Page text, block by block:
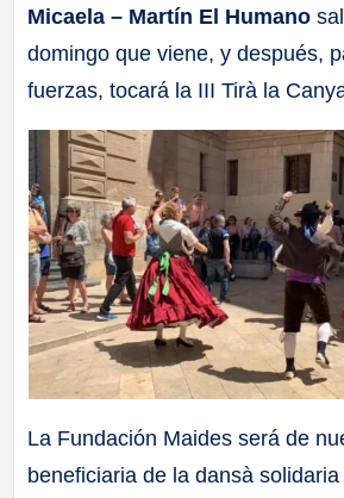
Micaela – Martín El Humano
domingo que viene, y después,
fuerzas, tocará la III Tirà la
La Fundación Maides será de
beneficiaria de la dansà